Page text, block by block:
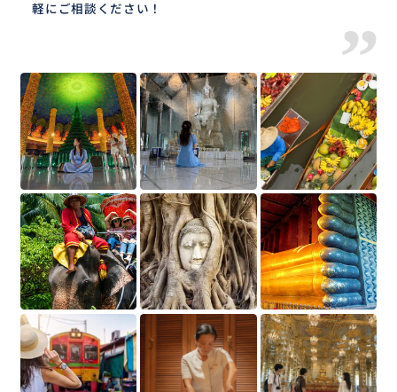
軽にご相談ください！
”